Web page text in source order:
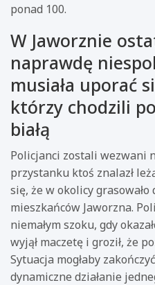
ponad 100.
W Jaworznie
naprawdę
musiała uporać
którzy chodzili
białą
Policjanci zostali wezwani
przystanku ktoś znalazł
się, że w okolicy
mieszkańców Jaworzna.
niemałym szoku, gdy
wyjął maczetę i groził, że
Sytuacja mogłaby
dynamiczne działanie